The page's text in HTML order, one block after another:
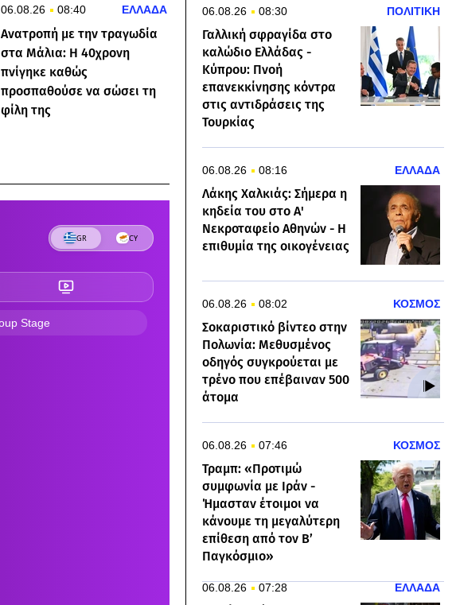
06.08.26 08:40 ΕΛΛΑΔΑ
Ανατροπή με την τραγωδία
στα Μάλια: Η 40χρονη
πνίγηκε καθώς
προσπαθούσε να σώσει τη
φίλη της
06.08.26 08:30 ΠΟΛΙΤΙΚΗ
Γαλλική σφραγίδα στο
καλώδιο Ελλάδας -
Κύπρου: Πνοή
επανεκκίνησης κόντρα
στις αντιδράσεις της
Τουρκίας
06.08.26 08:16 ΕΛΛΑΔΑ
Λάκης Χαλκιάς: Σήμερα η
κηδεία του στο Α'
Νεκροταφείο Αθηνών - Η
επιθυμία της οικογένειας
06.08.26 08:02 ΚΟΣΜΟΣ
Σοκαριστικό βίντεο στην
Πολωνία: Μεθυσμένος
οδηγός συγκρούεται με
τρένο που επέβαιναν 500
άτομα
06.08.26 07:46 ΚΟΣΜΟΣ
Τραμπ: «Προτιμώ
συμφωνία με Ιράν -
Ήμασταν έτοιμοι να
κάνουμε τη μεγαλύτερη
επίθεση από τον Β’
Παγκόσμιο»
06.08.26 07:28 ΕΛΛΑΔΑ